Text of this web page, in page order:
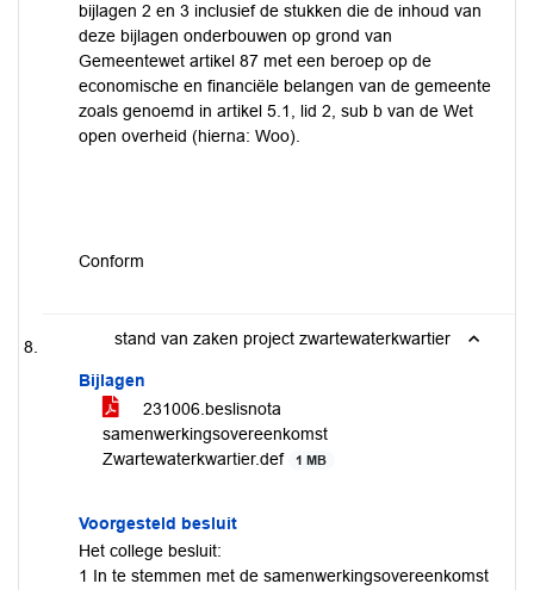
bijlagen 2 en 3 inclusief de stukken die de inhoud van
deze bijlagen onderbouwen op grond van
Gemeentewet artikel 87 met een beroep op de
economische en financiële belangen van de gemeente
zoals genoemd in artikel 5.1, lid 2, sub b van de Wet
open overheid (hierna: Woo).
Conform
stand van zaken project zwartewaterkwartier
Bijlagen
231006.beslisnota
samenwerkingsovereenkomst
Zwartewaterkwartier.def
1 MB
Voorgesteld besluit
Het college besluit:
1 In te stemmen met de samenwerkingsovereenkomst